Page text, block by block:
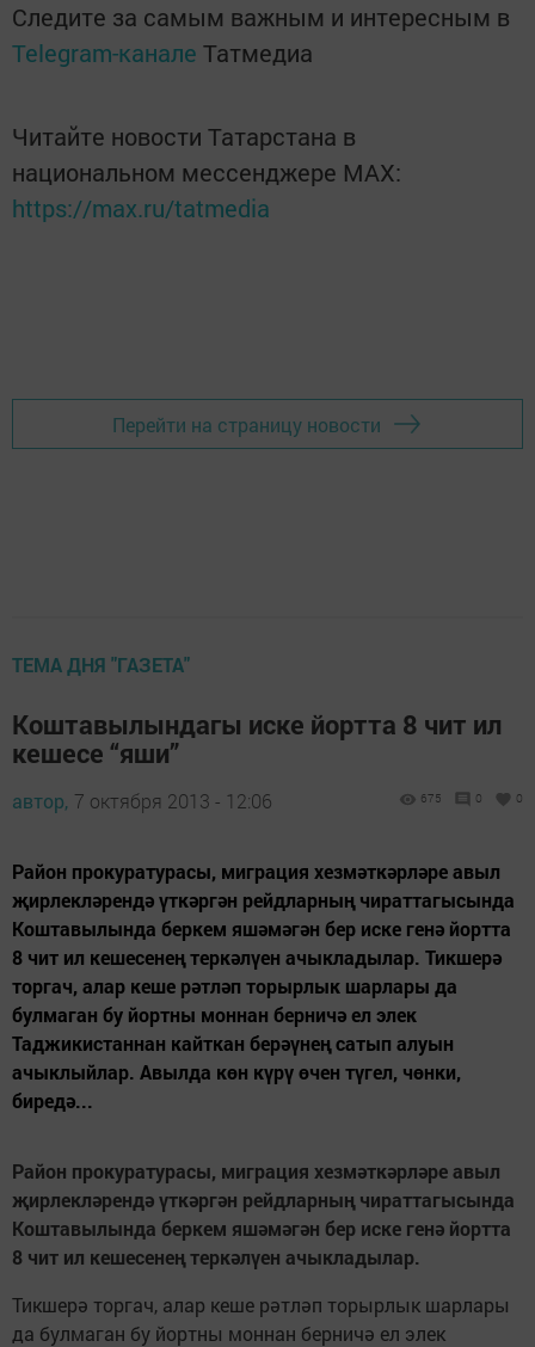
Следите за самым важным и интересным в
Telegram-канале Татмедиа
Читайте новости Татарстана в
национальном мессенджере MАХ:
https://max.ru/tatmedia
Перейти на страницу новости
ТЕМА ДНЯ "ГАЗЕТА"
Коштавылындагы иске йортта 8 чит ил
кешесе “яши”
автор, 7 октября 2013 - 12:06 675 0 0
Район прокуратурасы, миграция хезмәткәрләре авыл
җирлекләрендә үткәргән рейдларның чираттагысында
Коштавылында беркем яшәмәгән бер иске генә йортта
8 чит ил кешесенең теркәлүен ачыкладылар. Тикшерә
торгач, алар кеше рәтләп торырлык шарлары да
булмаган бу йортны моннан берничә ел элек
Таджикистаннан кайткан берәүнең сатып алуын
ачыклыйлар. Авылда көн күрү өчен түгел, чөнки,
биредә...
Район прокуратурасы, миграция хезмәткәрләре авыл
җирлекләрендә үткәргән рейдларның чираттагысында
Коштавылында беркем яшәмәгән бер иске генә йортта
8 чит ил кешесенең теркәлүен ачыкладылар.
Тикшерә торгач, алар кеше рәтләп торырлык шарлары
да булмаган бу йортны моннан берничә ел элек